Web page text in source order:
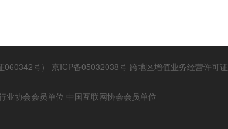
号） 京ICP备05032038号 跨地区增值业务经营许可证
业协会会员单位 中国互联网协会会员单位